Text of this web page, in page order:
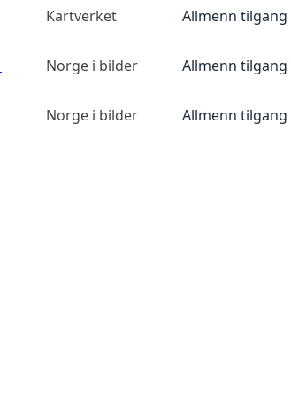
Kartverket Allmenn tilgang
Norge i bilder Allmenn tilgang
Norge i bilder Allmenn tilgang